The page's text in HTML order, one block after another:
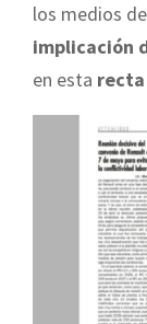
los medios
implicación
en esta recta